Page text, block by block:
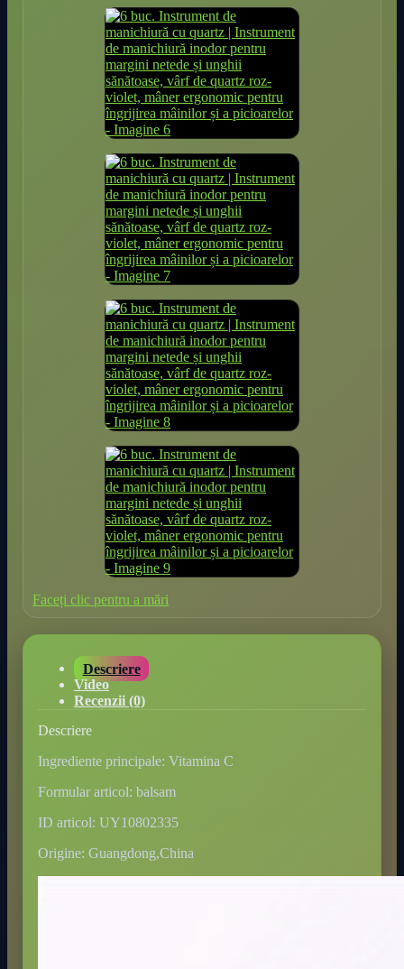
Faceți clic pentru a mări
Descriere
Video
Recenzii (0)
Descriere
Ingrediente principale: Vitamina C
Formular articol: balsam
ID articol: UY10802335
Origine: Guangdong,China